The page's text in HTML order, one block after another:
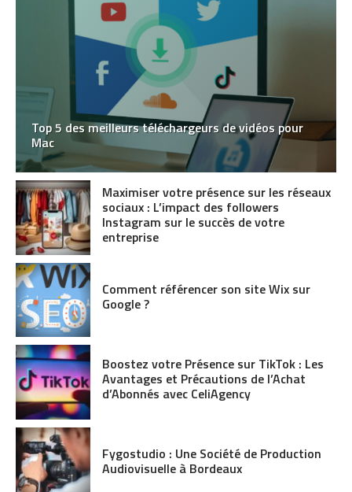
Top 5 des meilleurs téléchargeurs de vidéos pour
Mac
Maximiser votre présence sur les réseaux
sociaux : L’impact des followers
Instagram sur le succès de votre
entreprise
Comment référencer son site Wix sur
Google ?
Boostez votre Présence sur TikTok : Les
Avantages et Précautions de l’Achat
d’Abonnés avec CeliAgency
Fygostudio : Une Société de Production
Audiovisuelle à Bordeaux